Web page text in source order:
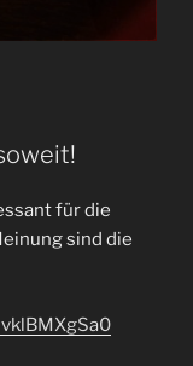
für die
sind die